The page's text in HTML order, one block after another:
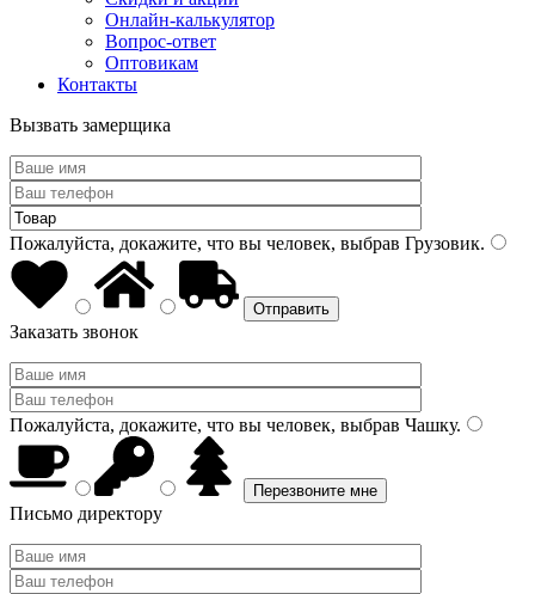
Онлайн-калькулятор
Вопрос-ответ
Оптовикам
Контакты
Вызвать замерщика
Пожалуйста, докажите, что вы человек, выбрав Грузовик.
Заказать звонок
Пожалуйста, докажите, что вы человек, выбрав Чашку.
Письмо директору